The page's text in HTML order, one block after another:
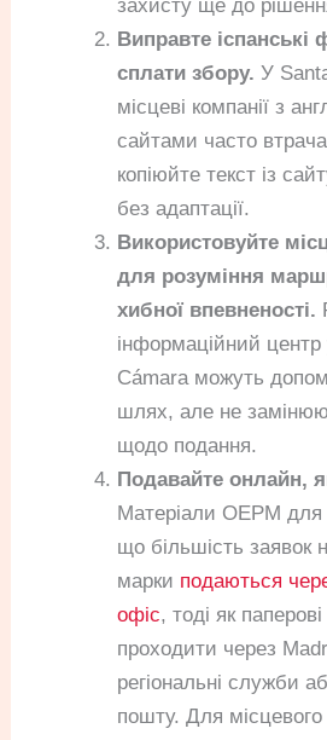
захисту ще до
Виправте
сплати збору. У
місцеві компанії з
сайтами часто
копіюйте текст із
без адаптації.
Використовуйте
для розуміння
хибної впевненості.
інформаційний центр
Cámara можуть
шлях, але не
щодо подання.
Подавайте онлайн,
Матеріали OEPM
що більшість заявок
марки подаються
офіс, тоді як
проходити через
регіональні служби
пошту. Для